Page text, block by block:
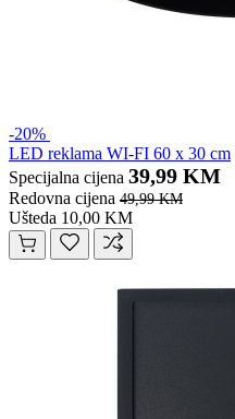
-20%
LED reklama WI-FI 60 x 30 cm
Specijalna cijena 39,99 KM
Redovna cijena 49,99 KM
Ušteda 10,00 KM